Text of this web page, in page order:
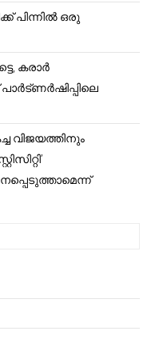
പിന്നിൽ ഒരു
കരാർ
വിജയത്തിനും